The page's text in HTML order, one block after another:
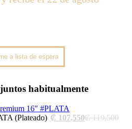
habitualmente
(Plateado) ₡ 107,550Current
₡119,500